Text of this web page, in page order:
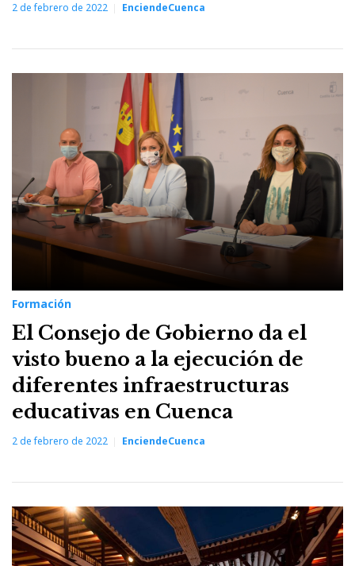
2 de febrero de 2022 EnciendeCuenca
Formación
El Consejo de Gobierno da el
visto bueno a la ejecución de
diferentes infraestructuras
educativas en Cuenca
2 de febrero de 2022 EnciendeCuenca